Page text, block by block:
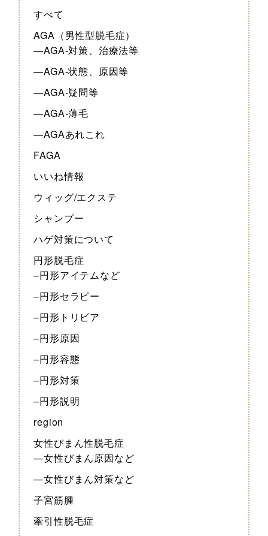
すべて
AGA（男性型脱毛症）
—AGA-対策、治療法等
—AGA-状態、原因等
—AGA-疑問等
—AGA-薄毛
—AGAあれこれ
FAGA
いいね情報
ウィッグ/エクステ
シャンプー
ハゲ対策について
円形脱毛症
–円形アイテムなど
–円形セラピー
–円形トリビア
–円形原因
–円形容態
–円形対策
–円形説明
region
女性びまん性脱毛症
—女性びまん原因など
—女性びまん対策など
子宮筋腫
牽引性脱毛症